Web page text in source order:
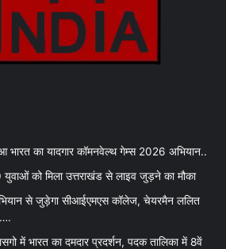
भारत का यादगार कॉमनवेल्थ गेम्स 2026 अभियान..
को मिला उत्तराखंड से लाइव जुड़ने का मौका
से जुड़ेगा सीआईएमएस कॉलेज, चेयरमैन ललित
में भारत का दमदार प्रदर्शन, पदक तालिका में 8वें